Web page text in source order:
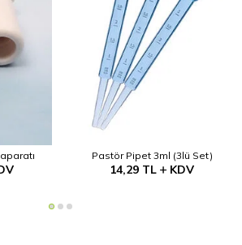
Pastör Pipet 3ml (3lü Set)
14,29 TL KDV